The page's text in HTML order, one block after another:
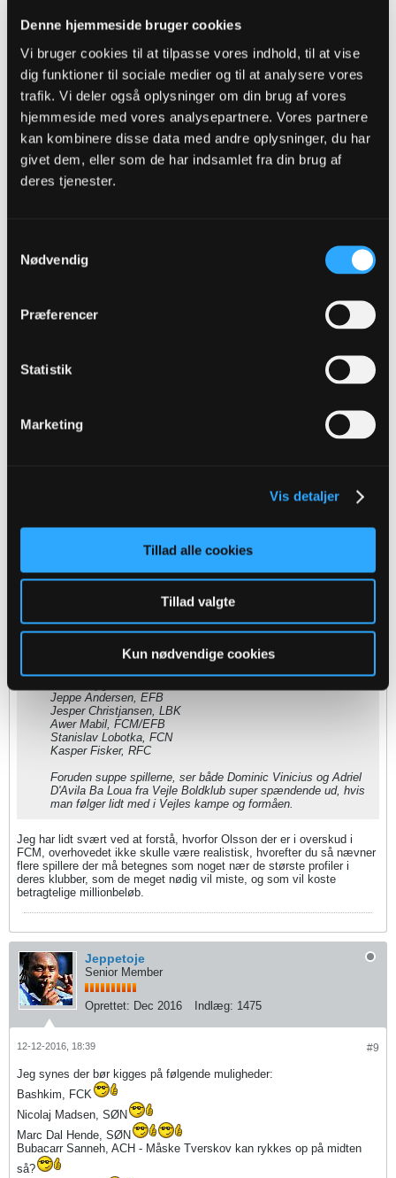
Denne hjemmeside bruger cookies
Vi bruger cookies til at tilpasse vores indhold, til at vise
dig funktioner til sociale medier og til at analysere vores
trafik. Vi deler også oplysninger om din brug af vores
hjemmeside med vores analysepartnere. Vores partnere
kan kombinere disse data med andre oplysninger, du har
givet dem, eller som de har indsamlet fra din brug af
deres tjenester.
Nødvendig
Præferencer
Statistik
Marketing
Vis detaljer
Tillad alle cookies
Tillad valgte
Kun nødvendige cookies
12-12-2016, 17:47
Oprindeligt indsendt af manner
Det er helt bevidst at jeg ikke nævner evt. afgange, men nu
er katten allerede ude. Jeg tror ikke Izu sælges fordi jeg også
anser det for mest sandsynligt at ElMak er fortid til sommer
Men da det kan være alt for risikobetonet at skibbe dem begge vil det
måske være en afvejning der skal tages fra KN/JH , tror ikke de begge
817 ⚪️
Jeg tror ikke Olsson er realistisk overhovedet, med mindre vi
Marc Dal Hende, SØN
Robert Skov, SIF
Jeppe Andersen, EFB
Jesper Christjansen, LBK
Awer Mabil, FCM/EFB
Stanislav Lobotka, FCN
Kasper Fisker, RFC
Foruden suppe spillerne, ser både Dominic Vinicius og Adriel
D'Avila Ba Loua fra Vejle Boldklub super spændende ud, hvis
man følger lidt med i Vejles kampe og formåen.
Jeg har lidt svært ved at forstå, hvorfor Olsson der er i overskud i
FCM, overhovedet ikke skulle være realistisk, hvorefter du så nævner
flere spillere der må betegnes som noget nær de største profiler i
deres klubber, som de meget nødig vil miste, og som vil koste
betragtelige millionbeløb.
Jeppetoje
Senior Member
Oprettet: Dec 2016 Indlæg: 1475
#9
12-12-2016, 18:39
Jeg synes der bør kigges på følgende muligheder:
Bashkim, FCK
Nicolaj Madsen, SØN
Marc Dal Hende, SØN
Bubacarr Sanneh, ACH - Måske Tverskov kan rykkes op på midten
så?